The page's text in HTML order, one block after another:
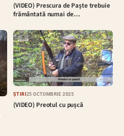
(VIDEO) Prescura de Paște trebuie
frământată numai de…
ȘTIRI25 OCTOMBRIE 2025
(VIDEO) Preotul cu pușcă